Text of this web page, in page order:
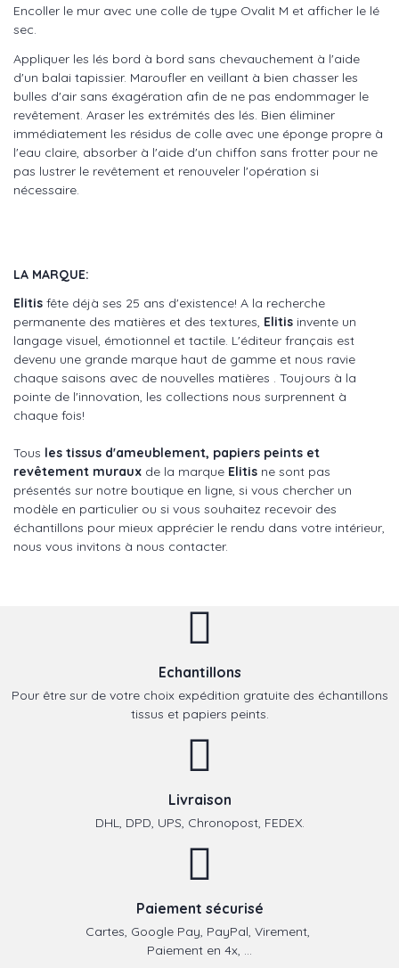
Encoller le mur avec une colle de type Ovalit M et afficher le lé
sec.
Appliquer les lés bord à bord sans chevauchement à l'aide
d'un balai tapissier. Maroufler en veillant à bien chasser les
bulles d'air sans éxagération afin de ne pas endommager le
revêtement. Araser les extrémités des lés. Bien éliminer
immédiatement les résidus de colle avec une éponge propre à
l'eau claire, absorber à l'aide d'un chiffon sans frotter pour ne
pas lustrer le revêtement et renouveler l'opération si
nécessaire.
LA MARQUE:
Elitis fête déjà ses 25 ans d'existence! A la recherche
permanente des matières et des textures, Elitis invente un
langage visuel, émotionnel et tactile. L'éditeur français est
devenu une grande marque haut de gamme et nous ravie
chaque saisons avec de nouvelles matières . Toujours à la
pointe de l'innovation, les collections nous surprennent à
chaque fois!
Tous les tissus d'ameublement, papiers peints et
revêtement muraux de la marque Elitis ne sont pas
présentés sur notre boutique en ligne, si vous chercher un
modèle en particulier ou si vous souhaitez recevoir des
échantillons pour mieux apprécier le rendu dans votre intérieur,
nous vous invitons à nous contacter.
Echantillons
Pour être sur de votre choix expédition gratuite des échantillons
tissus et papiers peints.
Livraison
DHL, DPD, UPS, Chronopost, FEDEX.
Paiement sécurisé
Cartes, Google Pay, PayPal, Virement,
Paiement en 4x, ...